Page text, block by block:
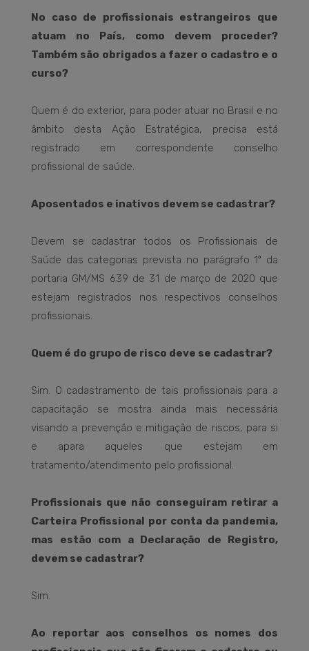
No caso de profissionais estrangeiros que
atuam no País, como devem proceder?
Também são obrigados a fazer o cadastro e o
curso?
Quem é do exterior, para poder atuar no Brasil e no
âmbito desta Ação Estratégica, precisa está
registrado em correspondente conselho
profissional de saúde.
Aposentados e inativos devem se cadastrar?
Devem se cadastrar todos os Profissionais de
Saúde das categorias prevista no parágrafo 1º da
portaria GM/MS 639 de 31 de março de 2020 que
estejam registrados nos respectivos conselhos
profissionais.
Quem é do grupo de risco deve se cadastrar?
Sim. O cadastramento de tais profissionais para a
capacitação se mostra ainda mais necessária
visando a prevenção e mitigação de riscos, para si
e apara aqueles que estejam em
tratamento/atendimento pelo profissional.
Profissionais que não conseguiram retirar a
Carteira Profissional por conta da pandemia,
mas estão com a Declaração de Registro,
devem se cadastrar?
Sim.
Ao reportar aos conselhos os nomes dos